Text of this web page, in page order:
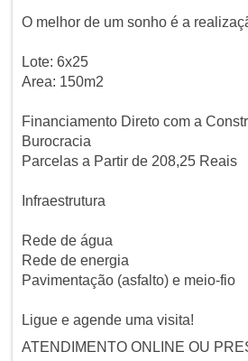
O melhor de um sonho é a
Lote: 6x25
Area: 150m2
Financiamento Direto com a
Burocracia
Parcelas a Partir de 208,25 Reais
Infraestrutura
Rede de água
Rede de energia
Pavimentação (asfalto) e meio-fio
Ligue e agende uma visita!
ATENDIMENTO ONLINE OU